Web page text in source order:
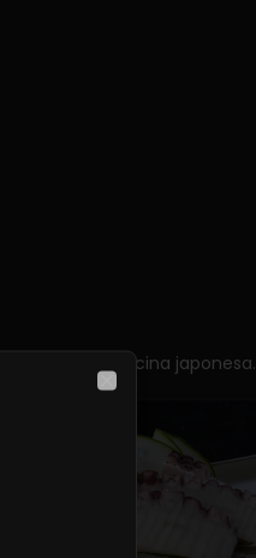
de la cocina japonesa.